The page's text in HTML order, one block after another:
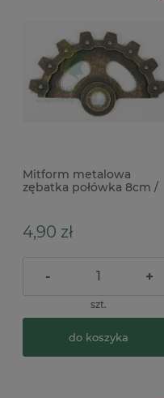
Mitform metalowa
zębatka połówka 8cm /
4,90 zł
- +
szt.
do koszyka